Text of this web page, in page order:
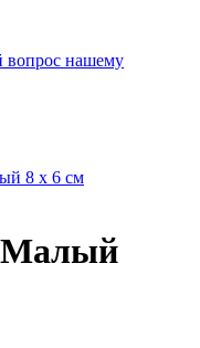
вопрос нашему
8 х 6 см
Малый